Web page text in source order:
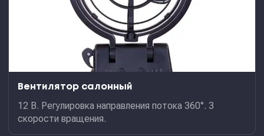
Вентилятор салонный
12 В. Регулировка направления потока 360°. 3
скорости вращения.